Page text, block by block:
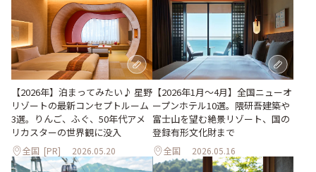
【2026年】泊まってみたい♪ 星野
リゾートの最新コンセプトルーム
3選。りんご、ふぐ、50年代アメ
リカスターの世界観に没入
全国 [PR] 2026.05.20
【2026年1月～4月】全国ニューオ
ープンホテル10選。隈研吾建築や
富士山を望む絶景リゾート、国の
登録有形文化財まで
全国 2026.05.16